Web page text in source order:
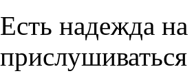
Есть надежда
прислушиваться